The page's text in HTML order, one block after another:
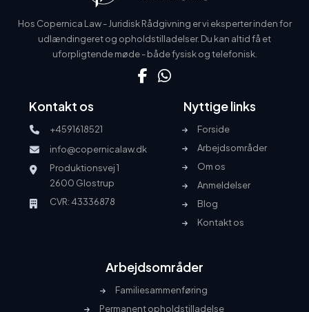
Hos Copernica Law - Juridisk Rådgivning er vi eksperter inden for
udlændingeret og opholdstilladelser. Du kan altid få et
uforpligtende møde - både fysisk og telefonisk.
Nyttige links
Forside
Arbejdsområder
Om os
Anmeldelser
Blog
Kontakt os
Arbejdsområder
Familiesammenføring
Permanent opholdstilladelse
Kontakt os
+4591618521
info@copernicalaw.dk
Produktionsvej 1
2600 Glostrup
CVR: 43336878